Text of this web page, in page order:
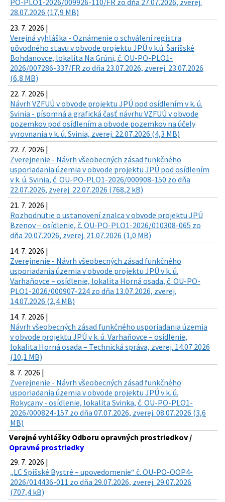
PO-PLO1-2026/009926-110/FR zo dňa 27.07.2026, zverej.
28.07.2026 (17,9 MB)
23. 7. 2026 |
Verejná vyhláška - Oznámenie o schválení registra
pôvodného stavu v obvode projektu JPÚ v k.ú. Šarišské
Bohdanovce, lokalita Na Grúni, č. OU-PO-PLO1-
2026/007286-337/FR zo dňa 23.07.2026, zverej. 23.07.2026
(6,8 MB)
22. 7. 2026 |
Návrh VZFUÚ v obvode projektu JPÚ pod osídlením v k. ú.
Svinia - písomná a grafická časť návrhu VZFUÚ v obvode
pozemkov pod osídlením a obvode pozemkov na účely
vyrovnania v k. ú. Svinia, zverej. 22.07.2026 (4,3 MB)
22. 7. 2026 |
Zverejnenie - Návrh všeobecných zásad funkčného
usporiadania územia v obvode projektu JPÚ pod osídlením
v k. ú. Svinia, č. OU-PO-PLO1-2026/000908-150 zo dňa
22.07.2026, zverej. 22.07.2026 (768,2 kB)
21. 7. 2026 |
Rozhodnutie o ustanovení znalca v obvode projektu JPÚ
Bzenov – osídlenie, č. OU-PO-PLO1-2026/010308-065 zo
dňa 20.07.2026, zverej. 21.07.2026 (1,0 MB)
14. 7. 2026 |
Zverejnenie - Návrh všeobecných zásad funkčného
usporiadania územia v obvode projektu JPÚ v k. ú.
Varhaňovce – osídlenie, lokalita Horná osada, č. OU-PO-
PLO1-2026/000907-224 zo dňa 13.07.2026, zverej.
14.07.2026 (2,4 MB)
14. 7. 2026 |
Návrh všeobecných zásad funkčného usporiadania územia
v obvode projektu JPÚ v k. ú. Varhaňovce – osídlenie,
lokalita Horná osada – Technická správa, zverej. 14.07.2026
(10,1 MB)
8. 7. 2026 |
Zverejnenie - Návrh všeobecných zásad funkčného
usporiadania územia v obvode projektu JPÚ v k. ú.
Rokycany - osídlenie, lokalita Svinka, č. OU-PO-PLO1-
2026/000824-157 zo dňa 07.07.2026, zverej. 08.07.2026 (3,6
MB)
Verejné vyhlášky Odboru opravných prostriedkov /
Opravné prostriedky
29. 7. 2026 |
„LC Spišské Bystré – upovedomenie“ č. OU-PO-OOP4-
2026/014436-011 zo dňa 29.07.2026, zverej. 29.07.2026
(707,4 kB)